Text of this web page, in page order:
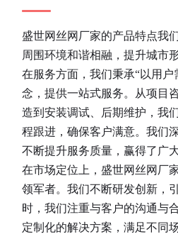
盛世网丝网厂家的产品特点我
周围环境和谐相融，提升城市形
在服务方面，我们秉承“以用户
念，提供一站式服务。从项目
造到安装调试、后期维护，我
程跟进，确保客户满意。我们
不断提升服务质量，赢得了广
在市场定位上， 盛世网丝网厂
领军者。我们不断研发创新，
时，我们注重与客户的沟通与
定制化的解决方案，满足不同